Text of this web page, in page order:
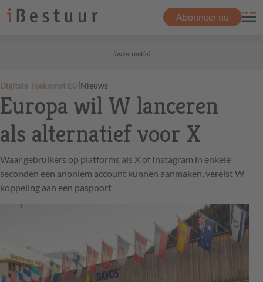
Abonneer nu
(advertentie)
Digitale Toekomst EU|Nieuws
Europa wil W lanceren
als alternatief voor X
Waar gebruikers op platforms als X of Instagram in enkele
seconden een anoniem account kunnen aanmaken, vereist W
koppeling aan een paspoort